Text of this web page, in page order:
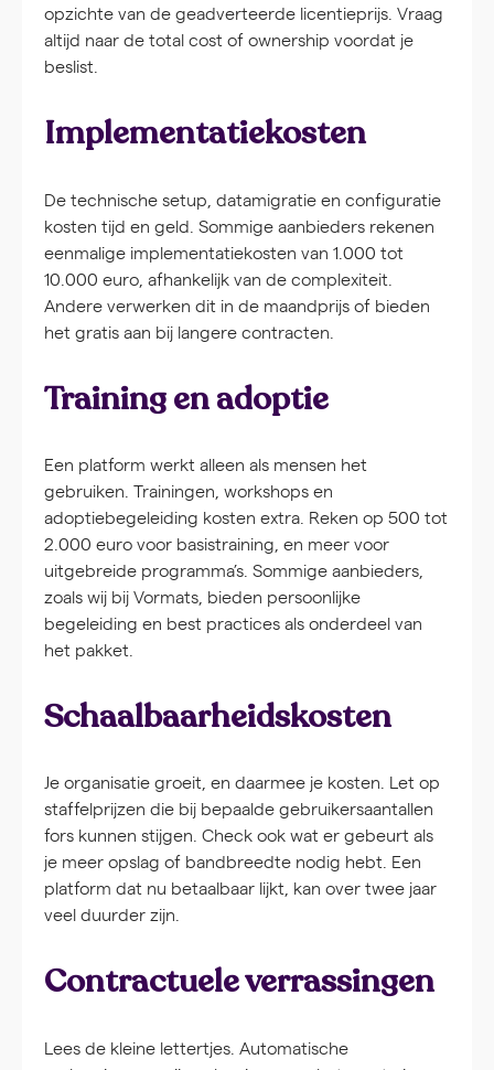
opzichte van de geadverteerde licentieprijs. Vraag
altijd naar de total cost of ownership voordat je
beslist.
Implementatiekosten
De technische setup, datamigratie en configuratie
kosten tijd en geld. Sommige aanbieders rekenen
eenmalige implementatiekosten van 1.000 tot
10.000 euro, afhankelijk van de complexiteit.
Andere verwerken dit in de maandprijs of bieden
het gratis aan bij langere contracten.
Training en adoptie
Een platform werkt alleen als mensen het
gebruiken. Trainingen, workshops en
adoptiebegeleiding kosten extra. Reken op 500 tot
2.000 euro voor basistraining, en meer voor
uitgebreide programma’s. Sommige aanbieders,
zoals wij bij Vormats, bieden persoonlijke
begeleiding en best practices als onderdeel van
het pakket.
Schaalbaarheidskosten
Je organisatie groeit, en daarmee je kosten. Let op
staffelprijzen die bij bepaalde gebruikersaantallen
fors kunnen stijgen. Check ook wat er gebeurt als
je meer opslag of bandbreedte nodig hebt. Een
platform dat nu betaalbaar lijkt, kan over twee jaar
veel duurder zijn.
Contractuele verrassingen
Lees de kleine lettertjes. Automatische